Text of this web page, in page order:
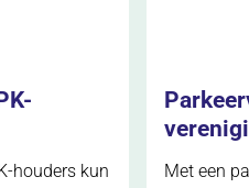
houders kun
Met een